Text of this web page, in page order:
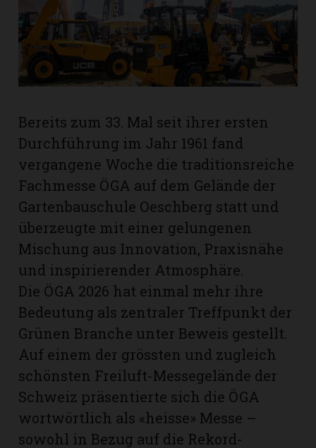
Bereits zum 33. Mal seit ihrer ersten
Durchführung im Jahr 1961 fand
vergangene Woche die traditionsreiche
Fachmesse ÖGA auf dem Gelände der
Gartenbauschule Oeschberg statt und
überzeugte mit einer gelungenen
Mischung aus Innovation, Praxisnähe
und inspirierender Atmosphäre.
Die ÖGA 2026 hat einmal mehr ihre
Bedeutung als zentraler Treffpunkt der
Grünen Branche unter Beweis gestellt.
Auf einem der grössten und zugleich
schönsten Freiluft-Messegelände der
Schweiz präsentierte sich die ÖGA
wortwörtlich als «heisse» Messe –
sowohl in Bezug auf die Rekord-